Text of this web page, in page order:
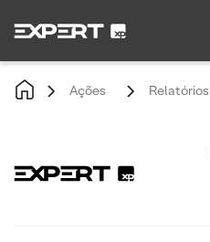
Ações Relatórios